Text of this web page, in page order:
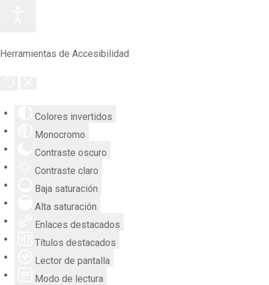
Herramientas de Accesibilidad
Colores invertidos
Monocromo
Contraste oscuro
Contraste claro
Baja saturación
Alta saturación
Enlaces destacados
Títulos destacados
Lector de pantalla
Modo de lectura